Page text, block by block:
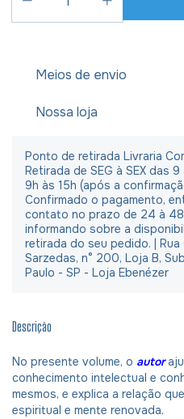
Meios de envio
Nossa loja
Ponto de retirada Livraria
Retirada de SEG à SEX das
9h às 15h (após a
Confirmado o pagamento,
contato no prazo de 24 à
informando sobre a
retirada do seu pedido. | Rua
Sarzedas, n° 200, Loja B,
Paulo - SP - Loja Ebenézer
Descrição
No presente volume, o autor
conhecimento intelectual e
mesmos, e explica a relação
espiritual e mente renovada.